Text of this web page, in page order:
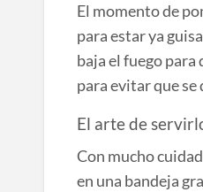
El momento de
para estar ya
baja el fuego para
para evitar que
El arte de
Con mucho
en una bandeja